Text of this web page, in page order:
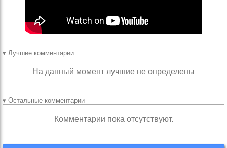
▾ Лучшие комментарии
На данный момент лучшие не определены
▾ Остальные комментарии
Комментарии пока отсутствуют.